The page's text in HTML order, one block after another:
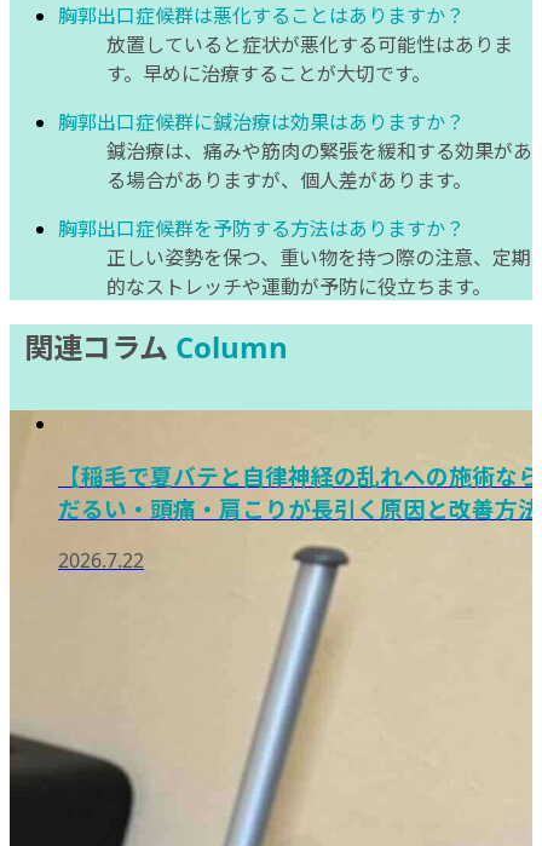
胸郭出口症候群は悪化することはありますか？
放置していると症状が悪化する可能性はありま
す。早めに治療することが大切です。
胸郭出口症候群に鍼治療は効果はありますか？
鍼治療は、痛みや筋肉の緊張を緩和する効果があ
る場合がありますが、個人差があります。
胸郭出口症候群を予防する方法はありますか？
正しい姿勢を保つ、重い物を持つ際の注意、定期
的なストレッチや運動が予防に役立ちます。
関連コラム Column
【稲毛で夏バテと自律神経の乱れへの施術な
だるい・頭痛・肩こりが長引く原因と改善方法
2026.7.22